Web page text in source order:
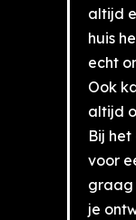
altijd
huis
echt
Ook
altijd
Bij
voor
graag
je